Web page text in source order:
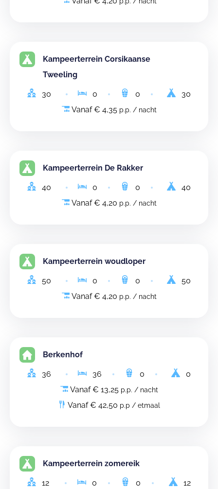
Kampeerterrein Corsikaanse
Tweeling
30 0 0
30
Vanaf € 4,35 p.p. / nacht
Kampeerterrein De Rakker
40 0 0
40
Vanaf € 4,20 p.p. / nacht
Kampeerterrein woudloper
50 0 0
50
Vanaf € 4,20 p.p. / nacht
Berkenhof
36 36 0
0
Vanaf € 13,25 p.p. / nacht
Vanaf € 42,50 p.p / etmaal
Kampeerterrein zomereik
12 0 0
12